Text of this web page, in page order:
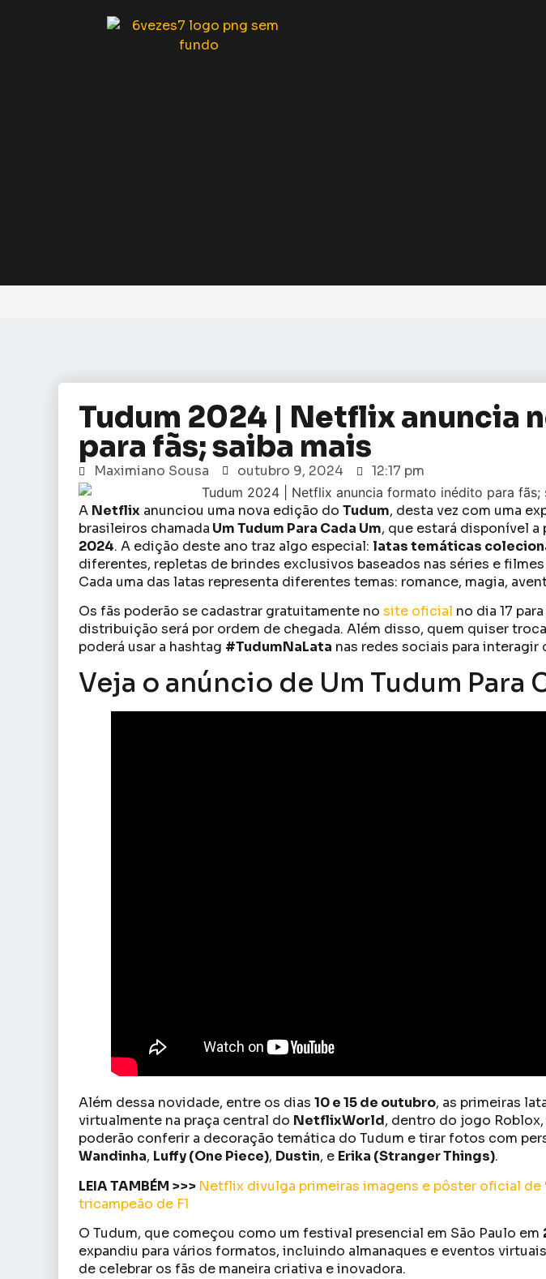
Tudum 2024 | Netflix anuncia
para fãs; saiba mais
Maximiano Sousa outubro 9, 2024 12:17 pm
A Netflix anunciou uma nova edição do Tudum, desta vez com uma
brasileiros chamada Um Tudum Para Cada Um, que estará disponível a
2024. A edição deste ano traz algo especial: latas temáticas
diferentes, repletas de brindes exclusivos baseados nas séries e
Cada uma das latas representa diferentes temas: romance, magia,
Os fãs poderão se cadastrar gratuitamente no site oficial no dia 17
distribuição será por ordem de chegada. Além disso, quem quiser
poderá usar a hashtag #TudumNaLata nas redes sociais para interagir
Veja o anúncio de Um Tudum Para
Além dessa novidade, entre os dias 10 e 15 de outubro, as primeiras
virtualmente na praça central do NetflixWorld, dentro do jogo
poderão conferir a decoração temática do Tudum e tirar fotos com
Wandinha, Luffy (One Piece), Dustin, e Erika (Stranger Things).
LEIA TAMBÉM >>> Netflix divulga primeiras imagens e pôster oficial de
tricampeão de F1
O Tudum, que começou como um festival presencial em São Paulo em
expandiu para vários formatos, incluindo almanaques e eventos
de celebrar os fãs de maneira criativa e inovadora.